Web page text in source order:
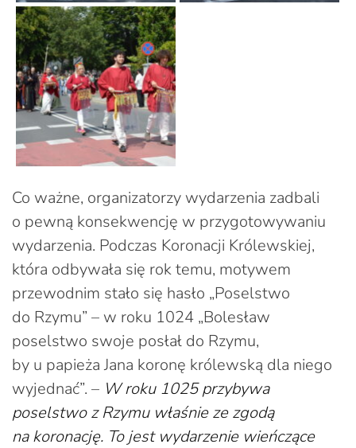
Co ważne, organizatorzy wydarzenia zadbali
o pewną konsekwencję w przygotowywaniu
wydarzenia. Podczas Koronacji Królewskiej,
która odbywała się rok temu, motywem
przewodnim stało się hasło „Poselstwo
do Rzymu” – w roku 1024 „Bolesław
poselstwo swoje posłał do Rzymu,
by u papieża Jana koronę królewską dla niego
wyjednać”. – W roku 1025 przybywa
poselstwo z Rzymu właśnie ze zgodą
na koronację. To jest wydarzenie wieńczące